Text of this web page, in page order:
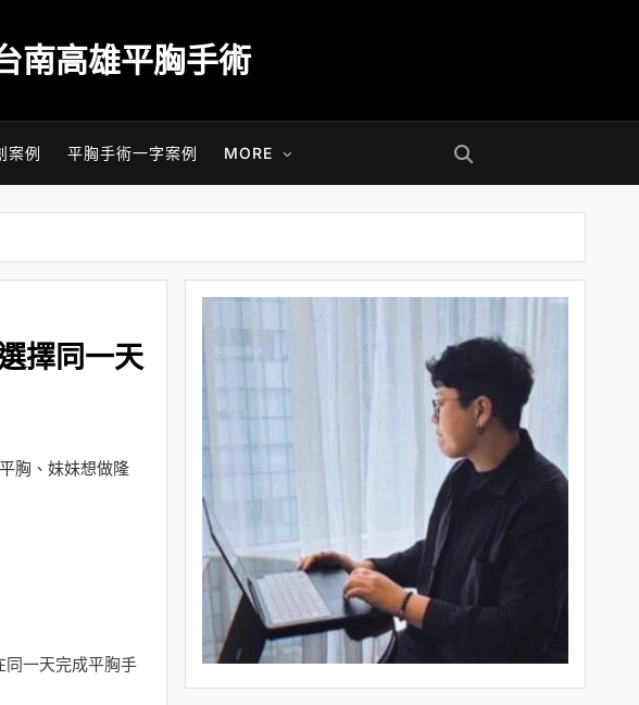
南高雄平胸手術
案例 平胸手術一字案例 MORE
擇同一天
胸、妹妹想做隆
同一天完成平胸手